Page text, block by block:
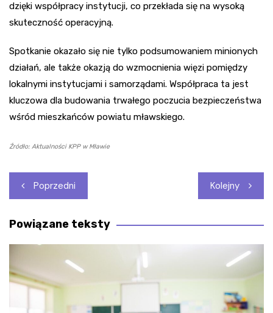
dzięki współpracy instytucji, co przekłada się na wysoką
skuteczność operacyjną.
Spotkanie okazało się nie tylko podsumowaniem minionych
działań, ale także okazją do wzmocnienia więzi pomiędzy
lokalnymi instytucjami i samorządami. Współpraca ta jest
kluczowa dla budowania trwałego poczucia bezpieczeństwa
wśród mieszkańców powiatu mławskiego.
Źródło: Aktualności KPP w Mławie
Nawigacja
wpisu
Poprzedni Kolejny
Powiązane teksty